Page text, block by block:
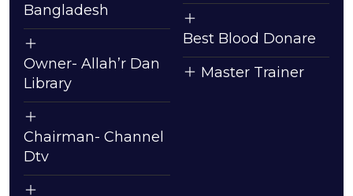
Bangladesh
Owner- Allah’r Dan
Library
Chairman- Channel
Dtv
Best Blood Donare
Master Trainer